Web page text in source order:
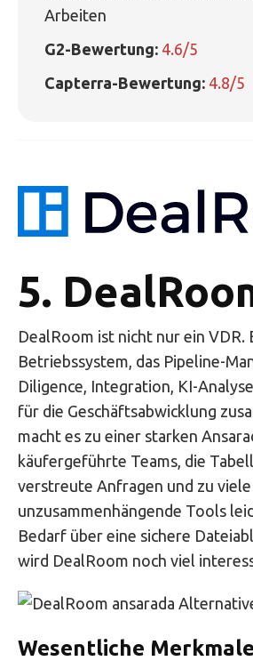
Arbeiten
G2-Bewertung: 4.6/5
Capterra-Bewertung: 4.8/5
5.
DealRoom ist nicht nur ein VDR.
Betriebssystem, das Pipeline-
Diligence, Integration, KI-
für die Geschäftsabwicklung
macht es zu einer starken
käufergeführte Teams, die
verstreute Anfragen und zu viele
unzusammenhängende Tools
Bedarf über eine sichere
wird DealRoom noch viel
Wesentliche Merkmale